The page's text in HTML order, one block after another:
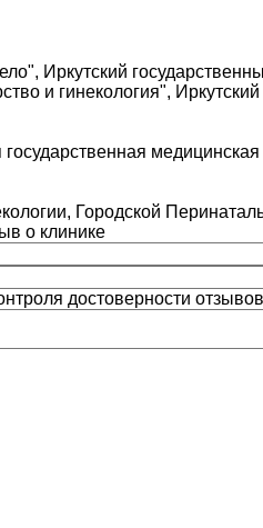
Иркутский
и гинекология",
Городской
о клинике
достоверности отзывов